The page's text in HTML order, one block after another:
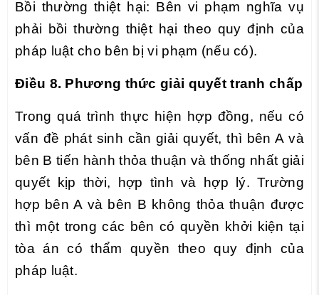
Bồi thường thiệt hại: Bên vi phạm nghĩa vụ
phải bồi thường thiệt hại theo quy định của
pháp luật cho bên bị vi phạm (nếu có).
Điều 8. Phương thức giải quyết tranh chấp
Trong quá trình thực hiện hợp đồng, nếu có
vấn đề phát sinh cần giải quyết, thì bên A và
bên B tiến hành thỏa thuận và thống nhất giải
quyết kịp thời, hợp tình và hợp lý. Trường
hợp bên A và bên B không thỏa thuận được
thì một trong các bên có quyền khởi kiện tại
tòa án có thẩm quyền theo quy định của
pháp luật.